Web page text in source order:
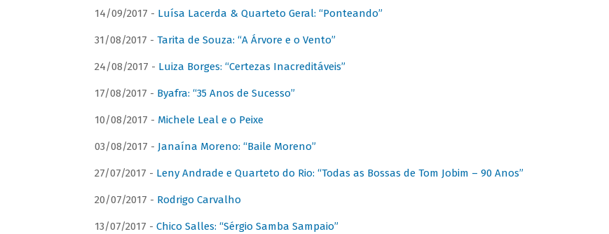
14/09/2017 - Luísa Lacerda & Quarteto Geral: “Ponteando”
31/08/2017 - Tarita de Souza: “A Árvore e o Vento”
24/08/2017 - Luiza Borges: “Certezas Inacreditáveis”
17/08/2017 - Byafra: “35 Anos de Sucesso”
10/08/2017 - Michele Leal e o Peixe
03/08/2017 - Janaína Moreno: “Baile Moreno”
27/07/2017 - Leny Andrade e Quarteto do Rio: “Todas as Bossas de Tom Jobim – 90 Anos”
20/07/2017 - Rodrigo Carvalho
13/07/2017 - Chico Salles: “Sérgio Samba Sampaio”